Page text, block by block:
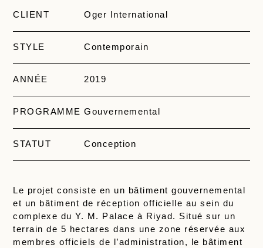
CLIENT Oger International
STYLE Contemporain
ANNÉE 2019
PROGRAMME Gouvernemental
STATUT Conception
Le projet consiste en un bâtiment gouvernemental
et un bâtiment de réception officielle au sein du
complexe du Y. M. Palace à Riyad. Situé sur un
terrain de 5 hectares dans une zone réservée aux
membres officiels de l’administration, le bâtiment